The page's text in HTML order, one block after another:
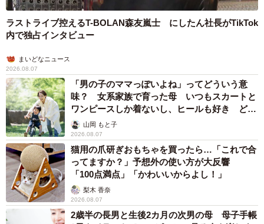
ラストライブ控えるT-BOLAN森友嵐士 にしたん社長がTikTok
内で独占インタビュー
まいどなニュース
2026.08.07
「男の子のママっぽいよね」ってどういう意
味？ 女系家族で育った母 いつもスカートと
ワンピースしか着ないし、ヒールも好き どの
へんが…
山岡 もと子
2026.08.07
猫用の爪研ぎおもちゃを買ったら…「これで合
ってますか？」予想外の使い方が大反響
「100点満点」「かわいいからよし！」
梨木 香奈
2026.08.07
2歳半の長男と生後2カ月の次男の母 母子手帳